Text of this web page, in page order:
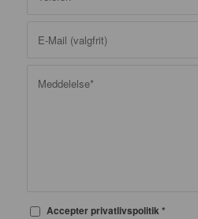
Accepter privatlivspolitik*